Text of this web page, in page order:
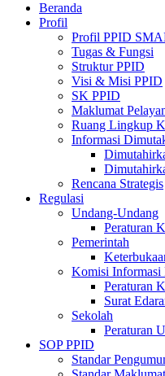
Beranda
Profil
Profil PPID
Tugas & Fungsi
Struktur PPID
Visi & Misi PPID
SK PPID
Maklumat
Ruang Lingkup
Informasi
Rencana Strategis
Regulasi
Undang-Undang
Peraturan
Pemerintah
Komisi Informasi
Peraturan
Surat
Sekolah
Peraturan
SOP PPID
Standar